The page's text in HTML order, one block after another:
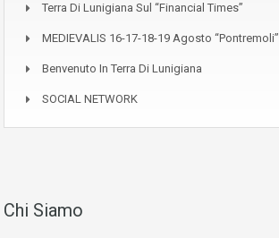
Terra Di Lunigiana Sul “Financial Times”
MEDIEVALIS 16-17-18-19 Agosto “Pontremoli”
Benvenuto In Terra Di Lunigiana
SOCIAL NETWORK
Chi Siamo